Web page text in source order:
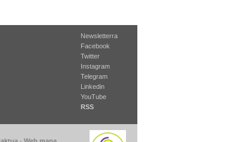
Newsletterra
Facebook
Twitter
Instagram
Telegram
Linkedin
YouTube
RSS